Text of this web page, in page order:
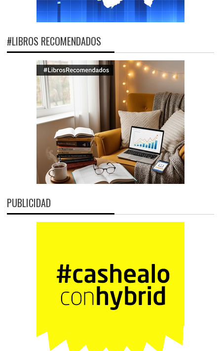
#LIBROS RECOMENDADOS
PUBLICIDAD